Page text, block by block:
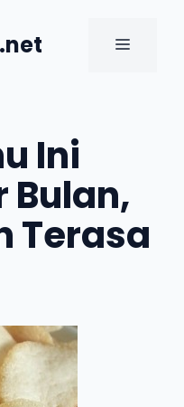
MENU
Ini
Bulan,
Terasa